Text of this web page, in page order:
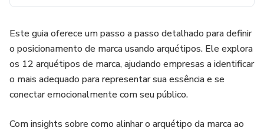
Este guia oferece um passo a passo detalhado para definir
o posicionamento de marca usando arquétipos. Ele explora
os 12 arquétipos de marca, ajudando empresas a identificar
o mais adequado para representar sua essência e se
conectar emocionalmente com seu público.
Com insights sobre como alinhar o arquétipo da marca ao